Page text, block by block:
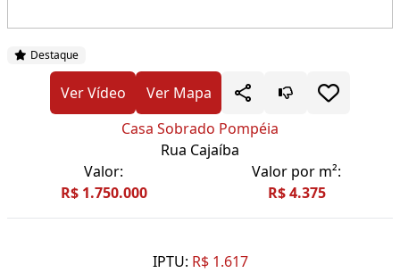
Destaque
Ver Vídeo
Ver Mapa
Casa Sobrado Pompéia
Rua Cajaíba
Valor:
R$ 1.750.000
Valor por m²:
R$ 4.375
IPTU: R$ 1.617